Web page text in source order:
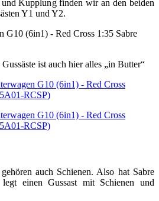
Kupplung finden wir an den beiden
Y1 und Y2.
ist auch hier alles „in Butter“
auch Schienen. Also hat Sabre
einen Gussast mit Schienen und